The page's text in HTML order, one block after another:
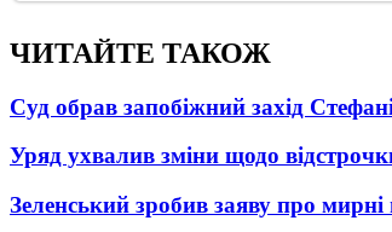
ЧИТАЙТЕ ТАКОЖ
Суд обрав запобіжний захід
Уряд ухвалив зміни щодо відстрочки
Зеленський зробив заяву про мирні